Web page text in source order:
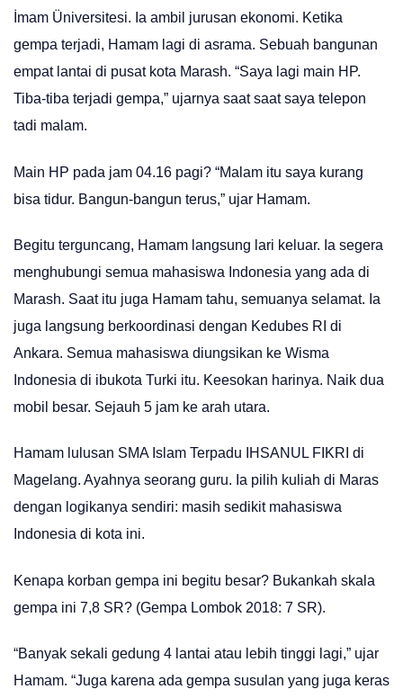
İmam Üniversitesi. Ia ambil jurusan ekonomi. Ketika
gempa terjadi, Hamam lagi di asrama. Sebuah bangunan
empat lantai di pusat kota Marash. “Saya lagi main HP.
Tiba-tiba terjadi gempa,” ujarnya saat saat saya telepon
tadi malam.
Main HP pada jam 04.16 pagi? “Malam itu saya kurang
bisa tidur. Bangun-bangun terus,” ujar Hamam.
Begitu terguncang, Hamam langsung lari keluar. Ia segera
menghubungi semua mahasiswa Indonesia yang ada di
Marash. Saat itu juga Hamam tahu, semuanya selamat. Ia
juga langsung berkoordinasi dengan Kedubes RI di
Ankara. Semua mahasiswa diungsikan ke Wisma
Indonesia di ibukota Turki itu. Keesokan harinya. Naik dua
mobil besar. Sejauh 5 jam ke arah utara.
Hamam lulusan SMA Islam Terpadu IHSANUL FIKRI di
Magelang. Ayahnya seorang guru. Ia pilih kuliah di Maras
dengan logikanya sendiri: masih sedikit mahasiswa
Indonesia di kota ini.
Kenapa korban gempa ini begitu besar? Bukankah skala
gempa ini 7,8 SR? (Gempa Lombok 2018: 7 SR).
“Banyak sekali gedung 4 lantai atau lebih tinggi lagi,” ujar
Hamam. “Juga karena ada gempa susulan yang juga keras